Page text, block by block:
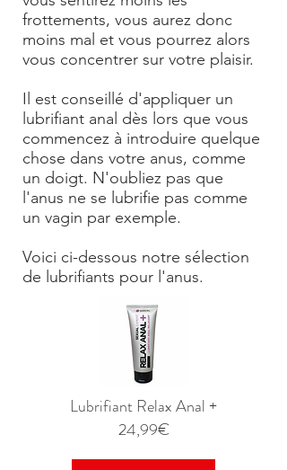
frottements, vous aurez donc
moins mal et vous pourrez alors
vous concentrer sur votre plaisir.
Il est conseillé d'appliquer un
lubrifiant anal dès lors que vous
commencez à introduire quelque
chose dans votre anus, comme
un doigt. N'oubliez pas que
l'anus ne se lubrifie pas comme
un vagin par exemple.
Voici ci-dessous notre sélection
de lubrifiants pour l'anus.
Lubrifiant Relax Anal +
24,99€